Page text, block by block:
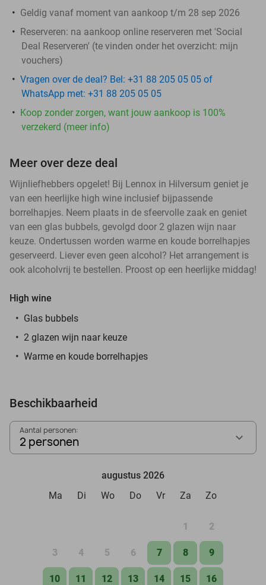
Geldig vanaf moment van aankoop t/m 28 sep 2026
Reserveren: na aankoop online reserveren met 'Social
Deal Reserveren' (te vinden onder het overzicht: mijn
vouchers)
Vragen over de deal? Bel: +31 88 205 05 05 of
WhatsApp met: +31 88 205 05 05
Koop zonder zorgen, want jouw aankoop is 100%
verzekerd (meer info)
Meer over deze deal
Wijnliefhebbers opgelet! Bij Lennox in Hilversum geniet je
van een heerlijke high wine inclusief bijpassende
borrelhapjes. Neem plaats in de sfeervolle zaak en geniet
van een glas bubbels, gevolgd door 2 glazen wijn naar
keuze. Ondertussen worden warme en koude borrelhapjes
geserveerd. Liever even geen alcohol? Het arrangement is
ook alcoholvrij te bestellen. Proost op een heerlijke middag!
High wine
Glas bubbels
2 glazen wijn naar keuze
Warme en koude borrelhapjes
Beschikbaarheid
Aantal personen:
2 personen
augustus 2026
Ma
Di Wo Do Vr Za Zo
1 2
3 4 5 6 7 8 9
10 11 12 13 14 15 16